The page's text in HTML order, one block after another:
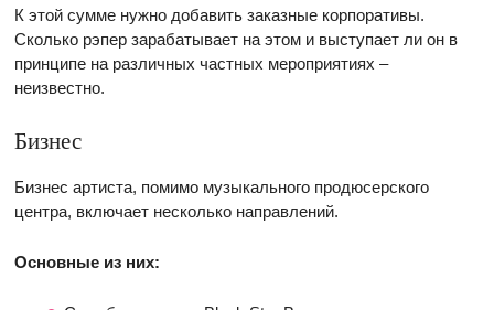
К этой сумме нужно добавить заказные корпоративы.
Сколько рэпер зарабатывает на этом и выступает ли он в
принципе на различных частных мероприятиях –
неизвестно.
Бизнес
Бизнес артиста, помимо музыкального продюсерского
центра, включает несколько направлений.
Основные из них: